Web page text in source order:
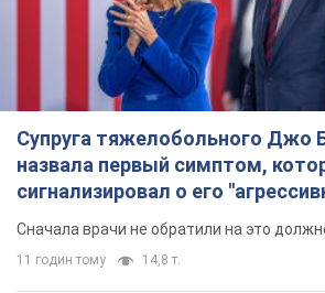
Супруга тяжелобольного Джо
назвала первый симптом,
сигнализировал о его
Сначала врачи не обратили на это
11 годин тому 14,8 т.